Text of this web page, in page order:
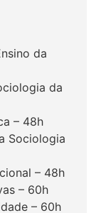
da
da
– 48h
Sociologia
– 48h
– 60h
– 60h